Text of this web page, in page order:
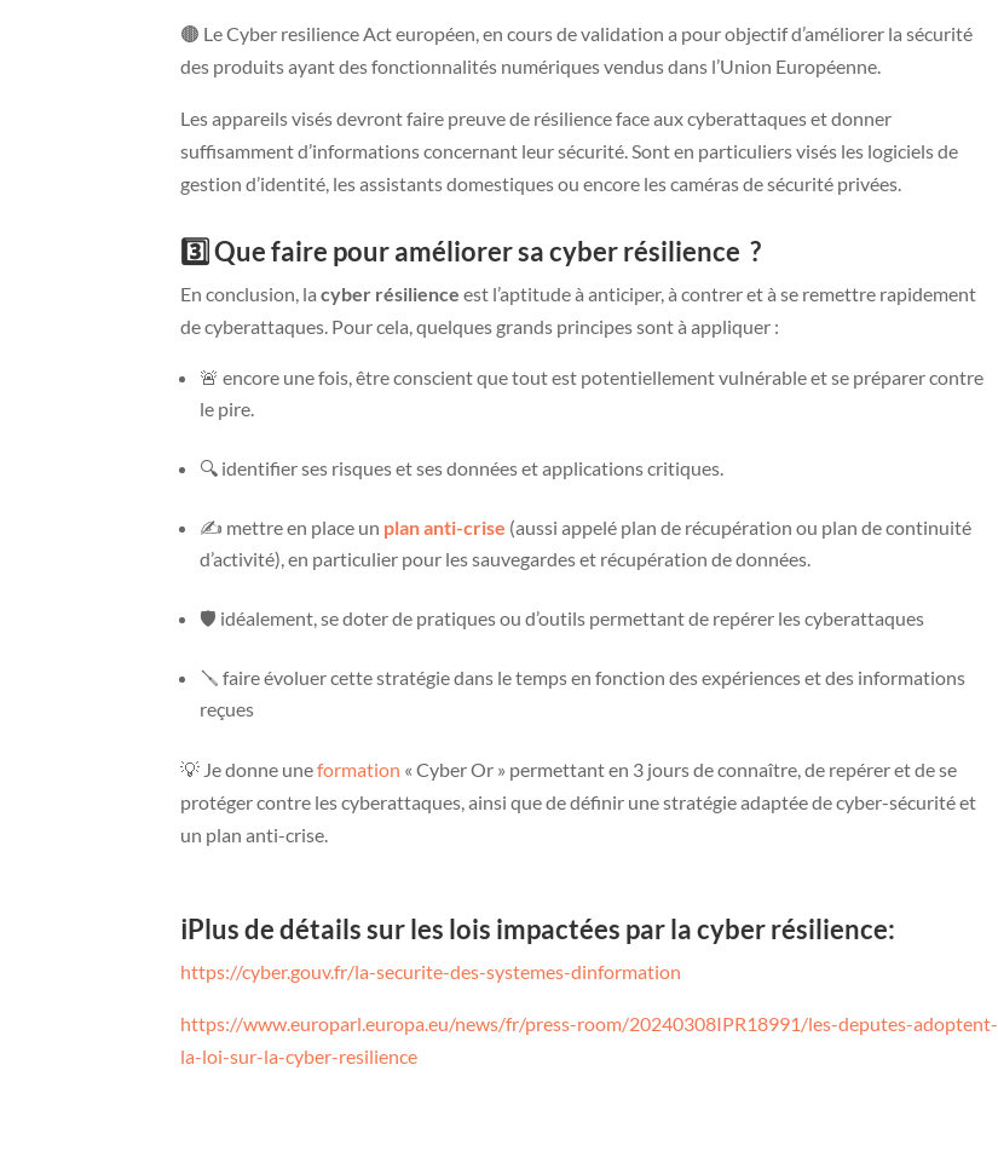
🟤 Le Cyber resilience Act européen, en cours de validation a pour objectif d’améliorer la sécurité
des produits ayant des fonctionnalités numériques vendus dans l’Union Européenne.
Les appareils visés devront faire preuve de résilience face aux cyberattaques et donner
suffisamment d’informations concernant leur sécurité. Sont en particuliers visés les logiciels de
gestion d’identité, les assistants domestiques ou encore les caméras de sécurité privées.
3️⃣ Que faire pour améliorer sa cyber résilience ?
En conclusion, lacyber résilience est l’aptitude à anticiper, à contrer et à se remettre rapidement
de cyberattaques. Pour cela, quelques grands principes sont à appliquer :
🚨 encore une fois, être conscient que tout est potentiellement vulnérable et se préparer contre
le pire.
🔍 identifier ses risques et ses données et applications critiques.
✍️ mettre en place un plan anti-crise (aussi appelé plan de récupération ou plan de continuité
d’activité), en particulier pour les sauvegardes et récupération de données.
🛡️ idéalement, se doter de pratiques ou d’outils permettant de repérer les cyberattaques
🪛 faire évoluer cette stratégie dans le temps en fonction des expériences et des informations
reçues
💡 Je donne uneformation « Cyber Or » permettant en 3 jours de connaître, de repérer et de se
protéger contre les cyberattaques, ainsi que de définir une stratégie adaptée de cyber-sécurité et
un plan anti-crise.
ℹ️Plus de détails sur les lois impactées par la cyber résilience:
https://cyber.gouv.fr/la-securite-des-systemes-dinformation
https://www.europarl.europa.eu/news/fr/press-room/20240308IPR18991/les-deputes-adoptent-
la-loi-sur-la-cyber-resilience